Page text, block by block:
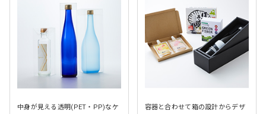
中身が見える透明(PET・PP)なケ
容器と合わせて箱の設計からデザ